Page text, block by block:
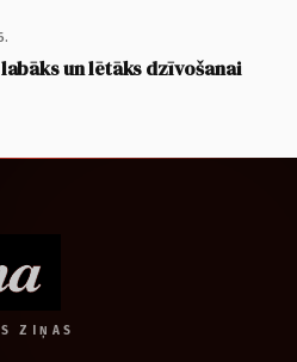
un lētāks dzīvošanai
ZIŅAS